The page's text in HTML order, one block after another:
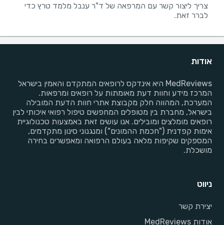
צריך ליצור קשר עם המרפאה של ד"ר ענבל מלמד טרץ כדי
לברר זאת.
אודות
MedReviews היא אינדקס לרופאים המתקדם והאמין בישראל
המרכז מידע וחוות דעת מאומתות על רופאים ומרפאות.
המערכת, המהווה חלק מקבוצת אתרי חוות הדעת המובילה
בישראל, מחברת בין מטופלים המחפשים טיפול רפואי איכותי לבין
רופאים מומלצים ומובילים. אנו עושים זאת באמצעות טכנולוגיית
אימות קפדנית ("חכמת ההמונים") ומנגנוני סינון מתקדמים,
המספקים שקיפות מלאה בעולם הרפואה ומאפשרים בחירה
מושכלת.
ניווט
יצירת קשר
אודות MedReviews